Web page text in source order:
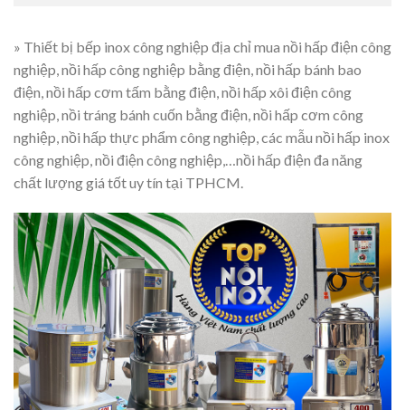
» Thiết bị bếp inox công nghiệp địa chỉ mua nồi hấp điện công
nghiệp, nồi hấp công nghiệp bằng điện, nồi hấp bánh bao
điện, nồi hấp cơm tấm bằng điện, nồi hấp xôi điện công
nghiệp, nồi tráng bánh cuốn bằng điện, nồi hấp cơm công
nghiệp, nồi hấp thực phẩm công nghiệp, các mẫu nồi hấp inox
công nghiệp, nồi điện công nghiệp,…nồi hấp điện đa năng
chất lượng giá tốt uy tín tại TPHCM.